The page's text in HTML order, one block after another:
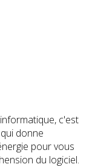
c'est
donne
pour vous
du logiciel.